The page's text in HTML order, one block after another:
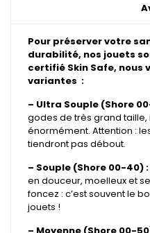
Pour préserver votre
durabilité, nos jouets
certifié Skin Safe, nous
variantes :
– Ultra Souple (Shore
godes de très grand
énormément. Attention :
tiendront pas débout.
– Souple (Shore 00-40) :
en douceur, moelleux et
foncez : c’est souvent le
jouets !
– Moyenne (Shore 00-